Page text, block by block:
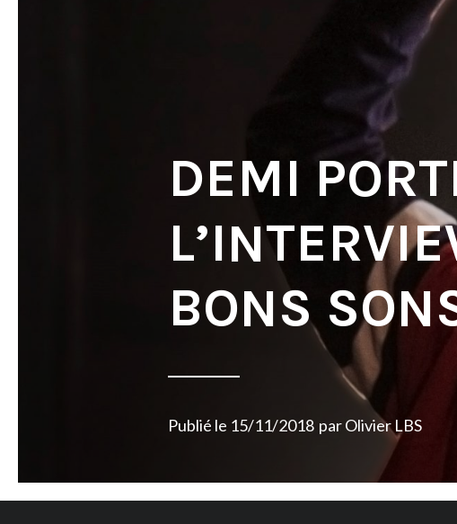
DEMI
BONS
Publié le 15/11/2018 parOlivier LBS